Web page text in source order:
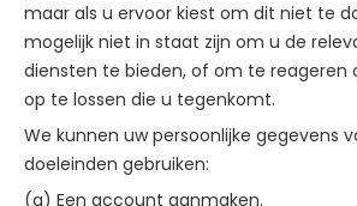
maar als u ervoor kiest om dit niet te
mogelijk niet in staat zijn om u de
diensten te bieden, of om te reageren
op te lossen die u tegenkomt.
We kunnen uw persoonlijke gegevens
doeleinden gebruiken:
(a) Een account aanmaken.